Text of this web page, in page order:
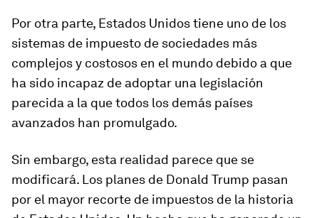
Por otra parte, Estados Unidos tiene uno de los
sistemas de impuesto de sociedades más
complejos y costosos en el mundo debido a que
ha sido incapaz de adoptar una legislación
parecida a la que todos los demás países
avanzados han promulgado.
Sin embargo, esta realidad parece que se
modificará. Los planes de Donald Trump pasan
por el mayor recorte de impuestos de la historia